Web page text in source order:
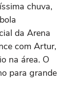
chuva,
da Arena
com Artur,
na área. O
para grande